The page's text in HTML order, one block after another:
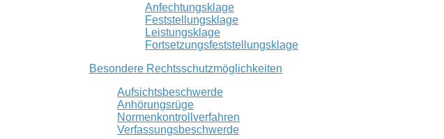
Anfechtungsklage
Feststellungsklage
Leistungsklage
Fortsetzungsfeststellungsklage
Besondere Rechtsschutzmöglichkeiten
Aufsichtsbeschwerde
Anhörungsrüge
Normenkontrollverfahren
Verfassungsbeschwerde